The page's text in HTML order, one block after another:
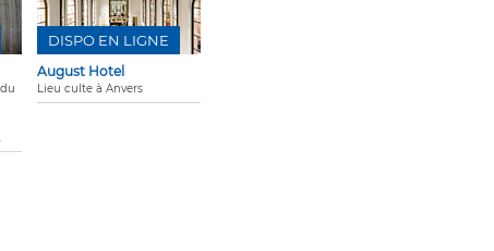
August Hotel
Lieu culte à Anvers
DISPO EN LIGNE